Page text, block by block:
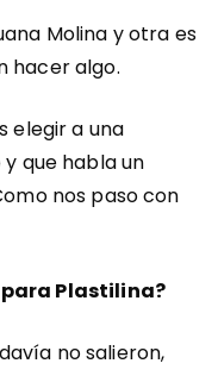
Molina y otra es
hacer algo.
elegir a una
que habla un
nos paso con
para Plastilina?
no salieron,